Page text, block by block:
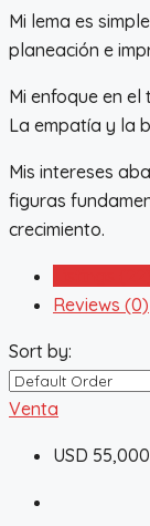
Mi lema es
planeación e
Mi enfoque en
La empatía y la
Mis intereses
figuras
crecimiento.
Reviews (0)
Sort by:
Venta
USD 55,000